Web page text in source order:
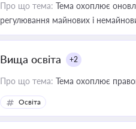
Про що тема: Тема охоплює
регулювання майнових і
Вища освіта +2
Про що тема: Тема охоплює
Освіта